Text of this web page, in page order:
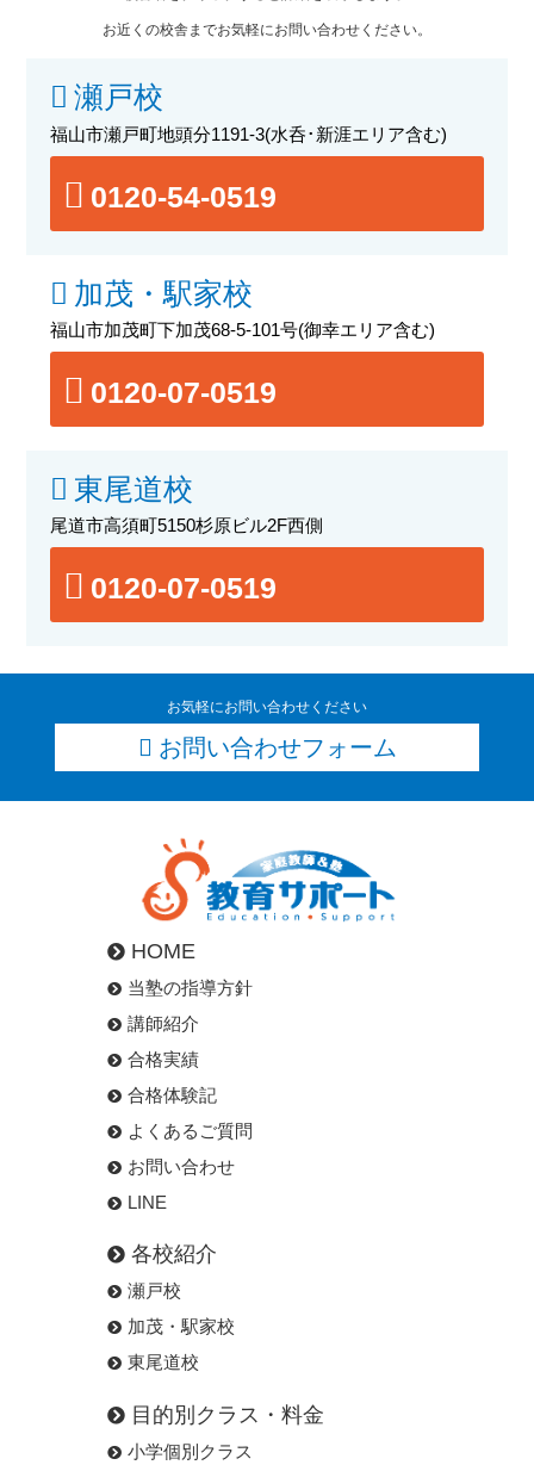
お近くの校舎までお気軽にお問い合わせください。
瀬戸校
福山市瀬戸町地頭分1191-3(水呑･新涯エリア含む)
0120-54-0519
加茂・駅家校
福山市加茂町下加茂68-5-101号(御幸エリア含む)
0120-07-0519
東尾道校
尾道市高須町5150杉原ビル2F西側
0120-07-0519
お気軽にお問い合わせください
お問い合わせフォーム
HOME
当塾の指導方針
講師紹介
合格実績
合格体験記
よくあるご質問
お問い合わせ
LINE
各校紹介
瀬戸校
加茂・駅家校
東尾道校
目的別クラス・料金
小学個別クラス